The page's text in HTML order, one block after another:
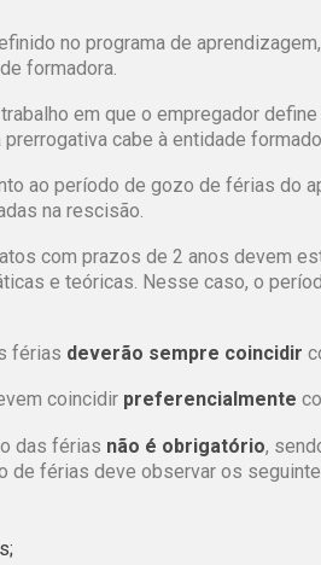
no programa de
formadora.
em que o empregador
cabe à entidade
ao período de gozo de férias do
na rescisão.
com prazos de 2 anos devem
e teóricas. Nesse caso, o
férias deverão sempre coincidir
coincidir preferencialmente
das férias não é obrigatório,
de férias deve observar os